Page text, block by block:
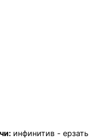
инфинитив - ерзать